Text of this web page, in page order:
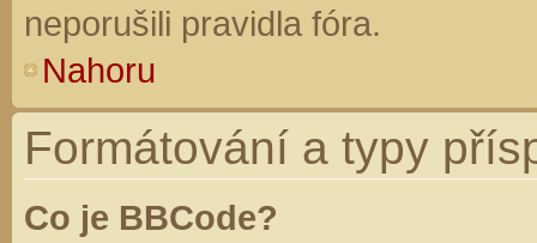
neporušili pravidla fóra.
Nahoru
Formátování a typy
Co je BBCode?